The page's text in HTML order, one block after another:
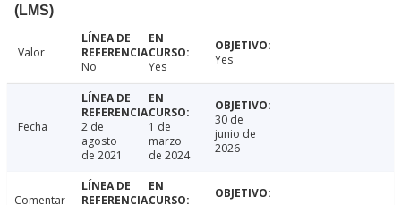
(LMS)
Valor
No
Yes Yes
Fecha
2 de
agosto
de 2021
1 de
marzo
de 2024
30 de
junio de
2026
Comentar